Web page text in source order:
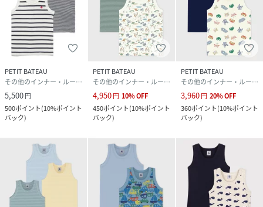
PETIT BATEAU
その他のインナー・ルームウェア
5,500円
500ポイント(10%ポイント
バック)
PETIT BATEAU
その他のインナー・ルームウェア
4,950円 10%OFF
450ポイント(10%ポイント
バック)
PETIT BATEAU
その他のインナー・ルームウェア
3,960円 20%OFF
360ポイント(10%ポイント
バック)